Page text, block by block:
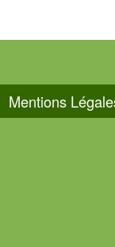
Mentions